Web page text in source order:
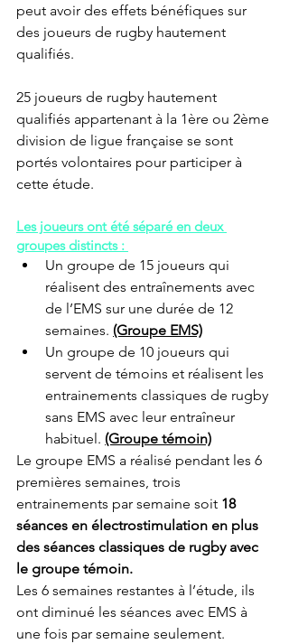
peut avoir des effets bénéfiques sur
des joueurs de rugby hautement
qualifiés.
25 joueurs de rugby hautement
qualifiés appartenant à la 1ère ou 2ème
division de ligue française se sont
portés volontaires pour participer à
cette étude.
Les joueurs ont été séparé en deux
groupes distincts :
Un groupe de 15 joueurs qui
réalisent des entraînements avec
de l’EMS sur une durée de 12
semaines. (Groupe EMS)
Un groupe de 10 joueurs qui
servent de témoins et réalisent les
entrainements classiques de rugby
sans EMS avec leur entraîneur
habituel. (Groupe témoin)
Le groupe EMS a réalisé pendant les 6
premières semaines, trois
entrainements par semaine soit 18
séances en électrostimulation en plus
des séances classiques de rugby avec
le groupe témoin.
Les 6 semaines restantes à l’étude, ils
ont diminué les séances avec EMS à
une fois par semaine seulement.